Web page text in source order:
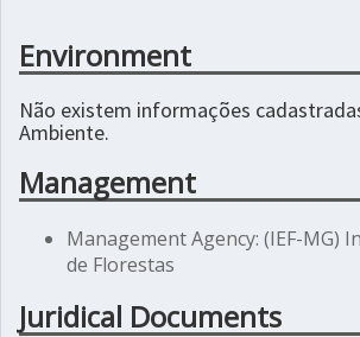
Environment
Não existem informações
Ambiente.
Management
Management Agency: (IEF-MG)
de Florestas
Juridical Documents